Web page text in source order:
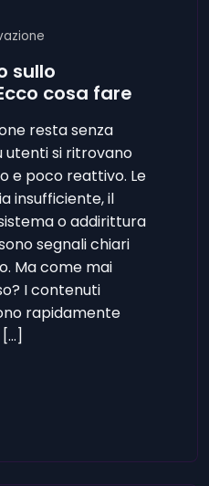
sullo
cosa fare
resta senza
utenti si ritrovano
e poco reattivo. Le
insufficiente, il
o addirittura
segnali chiari
Ma come mai
I contenuti
rapidamente